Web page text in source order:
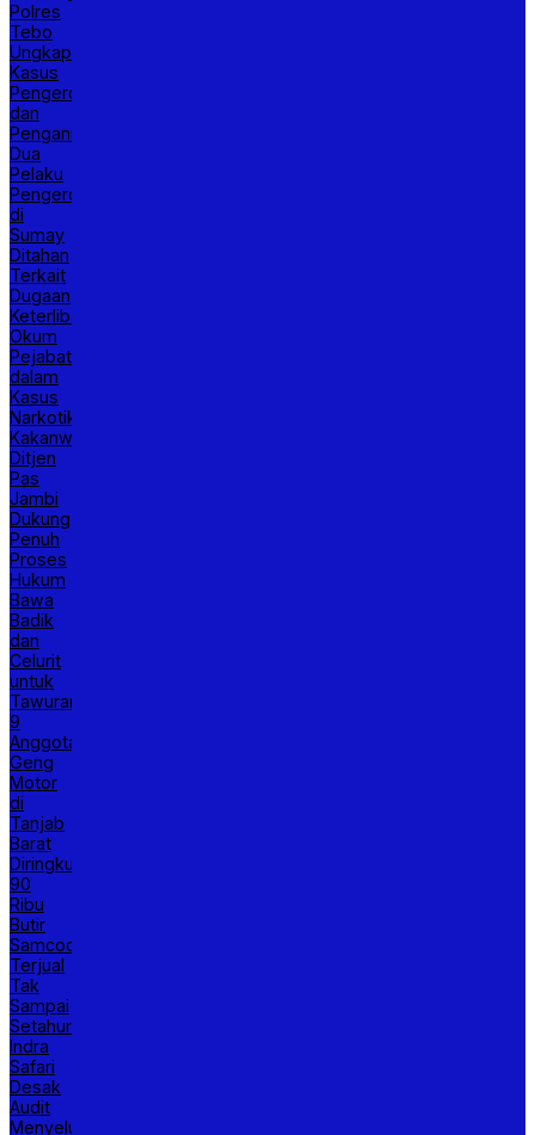
Polres
Tebo
Ungkap
Kasus
Pengeroyokan
dan
Penganiayaan,
Dua
Pelaku
Pengeroyokan
di
Sumay
Ditahan
Terkait
Dugaan
Keterlibatan
Okum
Pejabat
dalam
Kasus
Narkotika,
Kakanwil
Ditjen
Pas
Jambi
Dukung
Penuh
Proses
Hukum
Bawa
Badik
dan
Celurit
untuk
Tawuran,
9
Anggota
Geng
Motor
di
Tanjab
Barat
Diringkus
90
Ribu
Butir
Samcodin
Terjual
Tak
Sampai
Setahun,
Indra
Safari
Desak
Audit
Menyeluruh